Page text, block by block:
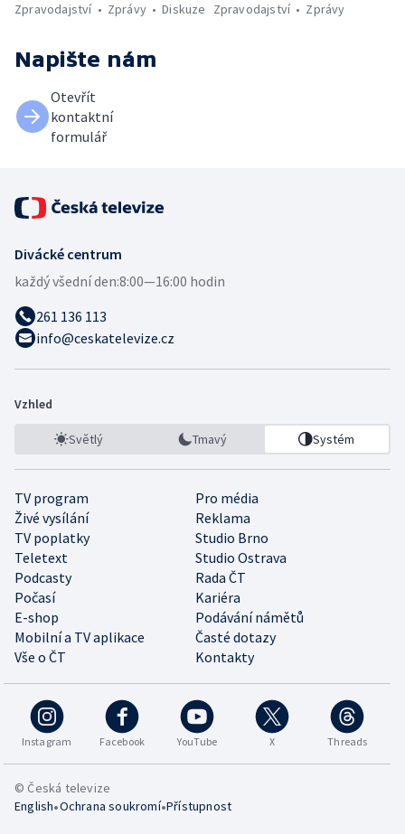
Zpravodajství
Zprávy Diskuze
Zpravodajství
Zprávy
Napište nám
Otevřít
kontaktní
formulář
Divácké centrum
každý všední den:8:00—16:00 hodin
261 136 113
info@ceskatelevize.cz
Vzhled
Světlý Tmavý Systém
TV program
Pro média
Živé vysílání
Reklama
TV poplatky
Studio Brno
Teletext
Studio Ostrava
Podcasty
Rada ČT
Počasí
Kariéra
E-shop
Podávání námětů
Mobilní a TV aplikace
Časté dotazy
Vše o ČT
Kontakty
Instagram Facebook YouTube X Threads
© Česká televize
English•Ochrana soukromí•Přístupnost